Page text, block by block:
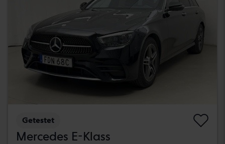
Getestet
Mercedes E-Klass